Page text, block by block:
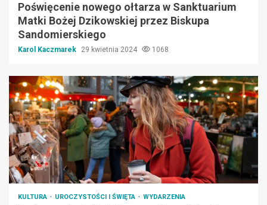
Poświęcenie nowego ołtarza w Sanktuarium
Matki Bożej Dzikowskiej przez Biskupa
Sandomierskiego
Karol Kaczmarek 29 kwietnia 2024 1068
KULTURA UROCZYSTOŚCI I ŚWIĘTA WYDARZENIA